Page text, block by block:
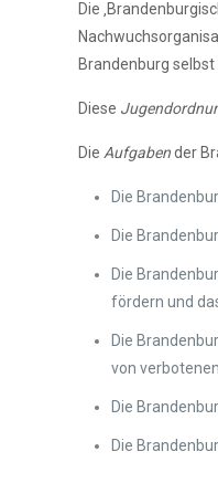
Die
Brandenburg
Diese
Die Aufgabender
Die
Die
Die
fördern und
Die
von
Die
Die